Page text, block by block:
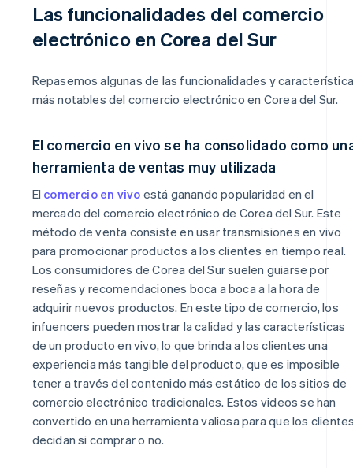
Las funcionalidades del comercio
electrónico en Corea del Sur
Repasemos algunas de las funcionalidades y
más notables del comercio electrónico en Corea del Sur.
El comercio en vivo se ha consolidado como
herramienta de ventas muy utilizada
El comercio en vivo está ganando popularidad en el
mercado del comercio electrónico de Corea del Sur. Este
método de venta consiste en usar transmisiones en vivo
para promocionar productos a los clientes en tiempo real.
Los consumidores de Corea del Sur suelen guiarse por
reseñas y recomendaciones boca a boca a la hora de
adquirir nuevos productos. En este tipo de comercio, los
infuencers pueden mostrar la calidad y las características
de un producto en vivo, lo que brinda a los clientes una
experiencia más tangible del producto, que es imposible
tener a través del contenido más estático de los sitios de
comercio electrónico tradicionales. Estos videos se han
convertido en una herramienta valiosa para que los
decidan si comprar o no.